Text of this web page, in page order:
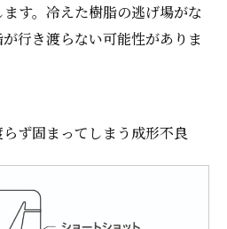
す。冷えた樹脂の逃げ場がな
行き渡らない可能性がありま
ず固まってしまう成形不良